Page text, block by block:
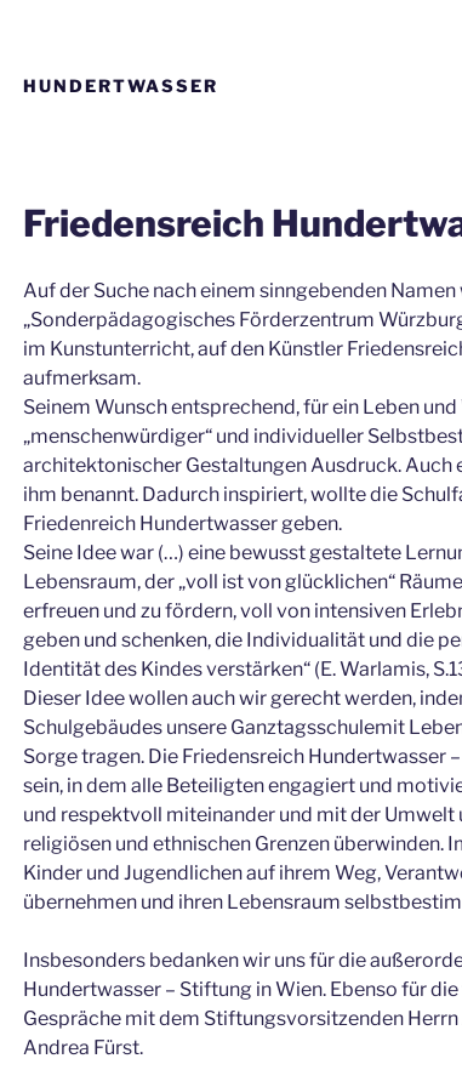
HUNDERTWASSER
Friedensreich
Auf der Suche nach einem sinngebenden
„Sonderpädagogisches Förderzentrum
im Kunstunterricht, auf den Künstler
aufmerksam.
Seinem Wunsch entsprechend, für ein Leben
„menschenwürdiger“ und individueller
architektonischer Gestaltungen Ausdruck.
ihm benannt. Dadurch inspiriert, wollte die
Friedenreich Hundertwasser geben.
Seine Idee war (…) eine bewusst gestaltete
Lebensraum, der „voll ist von glücklichen“
erfreuen und zu fördern, voll von intensiven
geben und schenken, die Individualität und die
Identität des Kindes verstärken“ (E. Warlamis,
Dieser Idee wollen auch wir gerecht werden,
Schulgebäudes unsere Ganztagsschulemit
Sorge tragen. Die Friedensreich Hundertwasser
sein, in dem alle Beteiligten engagiert und
und respektvoll miteinander und mit der
religiösen und ethnischen Grenzen überwinden.
Kinder und Jugendlichen auf ihrem Weg,
übernehmen und ihren Lebensraum
Insbesonders bedanken wir uns für die
Hundertwasser – Stiftung in Wien. Ebenso für
Gespräche mit dem Stiftungsvorsitzenden
Andrea Fürst.